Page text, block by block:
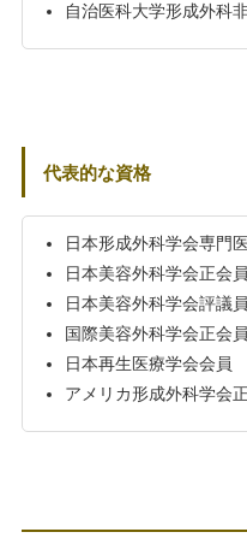
自治医科大学形成外科
代表的な資格
日本形成外科学会専門
日本美容外科学会正会
日本美容外科学会評議
国際美容外科学会正会
日本再生医療学会会員
アメリカ形成外科学会